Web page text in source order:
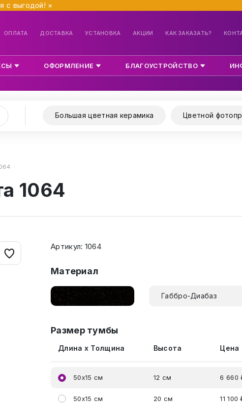
с выгодой! ×
ОПЛАТА ДОСТАВКА УСТАНОВКА АКЦИИ КАК ЗАКАЗАТЬ?
ОФОРМЛЕНИЕ БЛАГОУСТРОЙСТВО
Большая цветная керамика Цветной
1064
Артикул: 1064
Материал
Габбро-Диабаз
Размер тумбы
Длина x Толщина Высота Цена
50x15 см 12 см 6 660
50x15 см 20 см 11 100